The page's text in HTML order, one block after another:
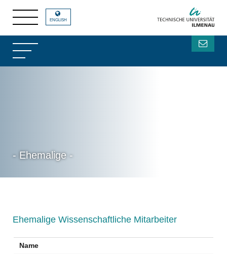
- Ehemalige -
ENGLISH
Ehemalige Wissenschaftliche Mitarbeiter
Name